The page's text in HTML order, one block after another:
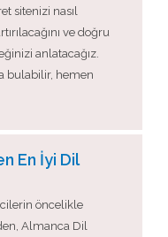
sitenizi nasıl
ve doğru
anlatacağız.
bulabilir, hemen
En İyi Dil
öncelikle
Almanca Dil